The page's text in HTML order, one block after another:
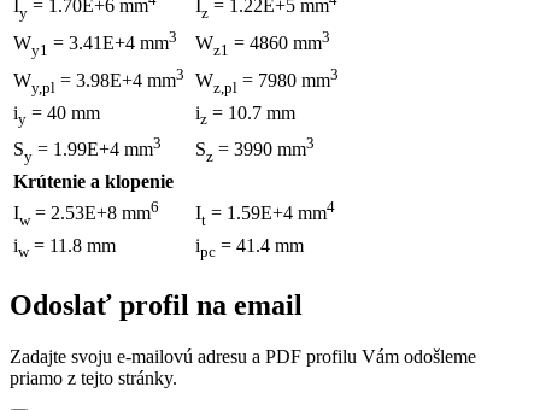
Iy = 1.70E+6 mm Iz = 1.22E+5 mm
Wy1 = 3.41E+4 mm3 Wz1 = 4860 mm3
Wy,pl = 3.98E+4 mm3 Wz,pl = 7980 mm3
iy = 40 mm iz = 10.7 mm
Sy = 1.99E+4 mm3 Sz = 3990 mm3
Krútenie a klopenie
Iw = 2.53E+8 mm6 It = 1.59E+4 mm4
iw= 11.8 mm ipc = 41.4 mm
Odoslať profil na email
Zadajte svoju e-mailovú adresu a PDF profilu Vám odošleme
priamo z tejto stránky.